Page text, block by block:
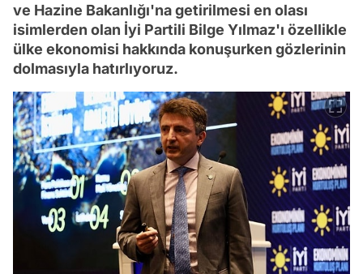
ve Hazine Bakanlığı'na getirilmesi en olası
isimlerden olan İyi Partili Bilge Yılmaz'ı özellikle
ülke ekonomisi hakkında konuşurken gözlerinin
dolmasıyla hatırlıyoruz.